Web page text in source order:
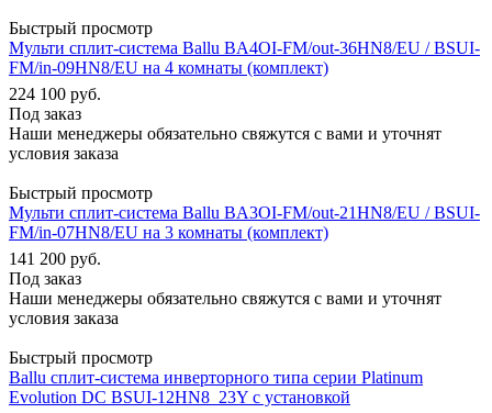
Быстрый просмотр
Мульти сплит-система Ballu BA4OI-FM/out-36HN8/EU / BSUI-
FM/in-09HN8/EU на 4 комнаты (комплект)
224 100 руб.
Под заказ
Наши менеджеры обязательно свяжутся с вами и уточнят
условия заказа
Быстрый просмотр
Мульти сплит-система Ballu BA3OI-FM/out-21HN8/EU / BSUI-
FM/in-07HN8/EU на 3 комнаты (комплект)
141 200 руб.
Под заказ
Наши менеджеры обязательно свяжутся с вами и уточнят
условия заказа
Быстрый просмотр
Ballu сплит-система инверторного типа серии Platinum
Evolution DC BSUI-12HN8_23Y с установкой